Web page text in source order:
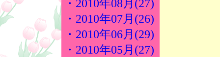
・2010年08月(27)
・2010年07月(26)
・2010年06月(29)
・2010年05月(27)